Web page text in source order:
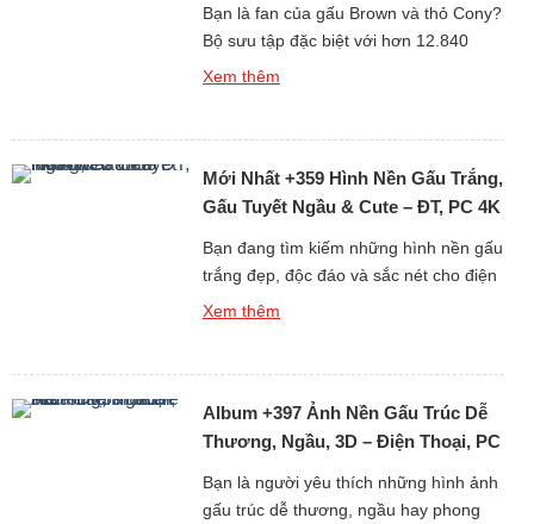
Bạn là fan của gấu Brown và thỏ Cony?
Bộ sưu tập đặc biệt với hơn 12.840
hình nền gấu Brown cute, đẹp, sắc nét
hoạt hình huyền thoại Brown […]
Xem thêm
Mới Nhất +359 Hình Nền Gấu Trắng,
Gấu Tuyết Ngầu & Cute – ĐT, PC 4K
Bạn đang tìm kiếm những hình nền gấu
trắng đẹp, độc đáo và sắc nét cho điện
thoại hoặc máy tính? Bộ sưu tập mới
từ cái nhìn đầu tiên. Tại […]
Xem thêm
Album +397 Ảnh Nền Gấu Trúc Dễ
Thương, Ngầu, 3D – Điện Thoại, PC
Bạn là người yêu thích những hình ảnh
gấu trúc dễ thương, ngầu hay phong